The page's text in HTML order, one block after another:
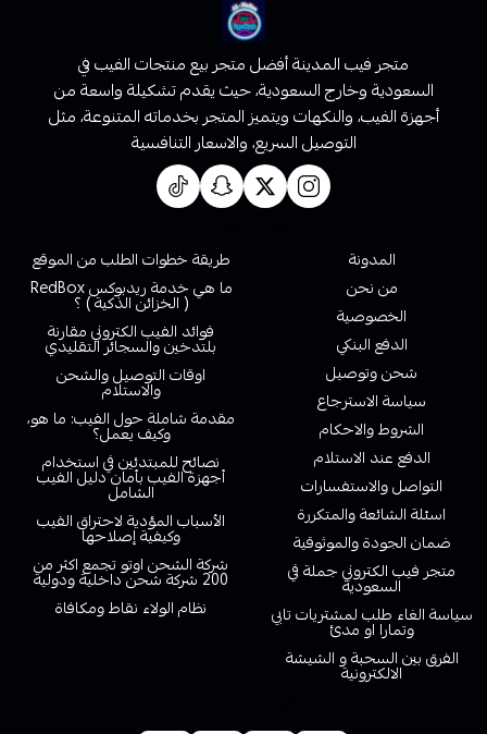
متجر فيب المدينة أفضل متجر بيع منتجات الفيب في
السعودية وخارج السعودية، حيث يقدم تشكيلة واسعة من
أجهزة الفيب، والنكهات ويتميز المتجر بخدماته المتنوعة، مثل
التوصيل السريع، والاسعار التنافسية
المدونة
من نحن
الخصوصية
الدفع البنكي
شحن وتوصيل
سياسة الاسترجاع
الشروط والاحكام
الدفع عند الاستلام
التواصل والاستفسارات
اسئلة الشائعة والمتكررة
ضمان الجودة والموثوقية
متجر فيب الكتروني جملة في
السعودية
سياسة الغاء طلب لمشتريات تابي
وتمارا او مدئ
الفرق بين السحبة و الشيشة
الالكترونية
طريقة خطوات الطلب من الموقع
ما هي خدمة ريدبوكس RedBox
( الخزائن الذكية ) ؟
فوائد الفيب الكتروني مقارنة
بلتدخين والسجائر التقليدي
اوقات التوصيل والشحن
والاستلام
مقدمة شاملة حول الفيب: ما هو،
وكيف يعمل؟
نصائح للمبتدئين في استخدام
أجهزة الفيب بأمان دليل الفيب
الشامل
الأسباب المؤدية لاحتراق الفيب
وكيفية إصلاحها
شركة الشحن اوتو تجمع اكثر من
200 شركة شحن داخلية ودولية
نظام الولاء نقاط ومكافاة